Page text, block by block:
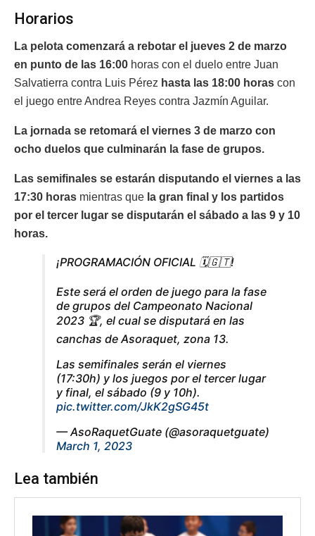
Horarios
La pelota comenzará a rebotar el jueves 2 de marzo
en punto de las 16:00 horas con el duelo entre Juan
Salvatierra contra Luis Pérez hasta las 18:00 horas con
el juego entre Andrea Reyes contra Jazmín Aguilar.
La jornada se retomará el viernes 3 de marzo con
ocho duelos que culminarán la fase de grupos.
Las semifinales se estarán disputando el viernes a las
17:30 horas mientras que la gran final y los partidos
por el tercer lugar se disputarán el sábado a las 9 y 10
horas.
¡PROGRAMACIÓN OFICIAL 🗓️🇬🇹!
Este será el orden de juego para la fase
de grupos del Campeonato Nacional
2023 🏆, el cual se disputará en las
canchas de Asoraquet, zona 13.
Las semifinales serán el viernes
(17:30h) y los juegos por el tercer lugar
y final, el sábado (9 y 10h).
pic.twitter.com/JkK2gSG45t
— AsoRaquetGuate (@asoraquetguate)
March 1, 2023
Lea también